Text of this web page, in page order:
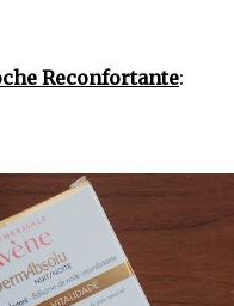
Reconfortante: